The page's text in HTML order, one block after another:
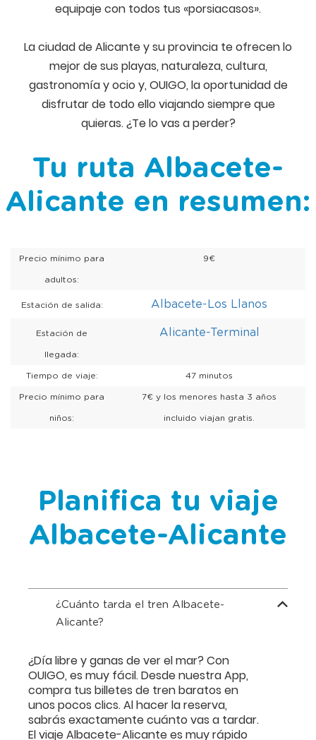
equipaje con todos tus «porsiacasos».
La ciudad de Alicante y su provincia te ofrecen lo
mejor de sus playas, naturaleza, cultura,
gastronomía y ocio y, OUIGO, la oportunidad de
disfrutar de todo ello viajando siempre que
quieras. ¿Te lo vas a perder?
Tu ruta Albacete-
Alicante en resumen:
Precio mínimo para
adultos:
9€
Estación de salida: Albacete-Los Llanos
Estación de
llegada:
Alicante-Terminal
Tiempo de viaje: 47 minutos
Precio mínimo para
niños:
7€ y los menores hasta 3 años
incluido viajan gratis.
Planifica tu viaje
Albacete-Alicante
¿Cuánto tarda el tren Albacete-
Alicante?
¿Día libre y ganas de ver el mar? Con
OUIGO, es muy fácil. Desde nuestra App,
compra tus billetes de tren baratos en
unos pocos clics. Al hacer la reserva,
sabrás exactamente cuánto vas a tardar.
El viaje Albacete-Alicante es muy rápido